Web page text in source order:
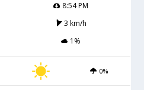
8:54 PM
3 km/h
1%
0%